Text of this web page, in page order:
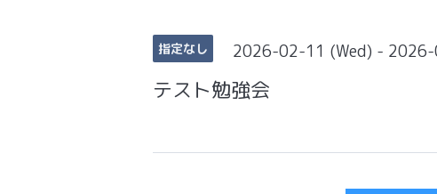
指定なし 2026-02-11 (Wed) -
テスト勉強会